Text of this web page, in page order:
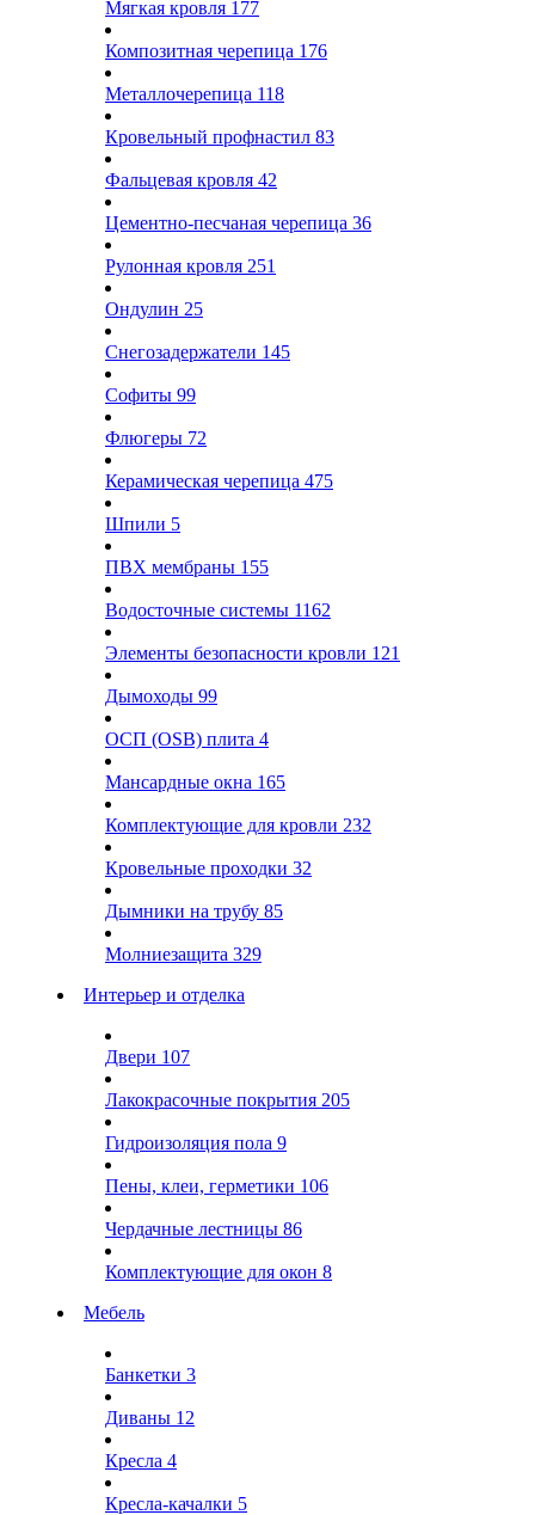
Мягкая кровля 177
Композитная черепица 176
Металлочерепица 118
Кровельный профнастил 83
Фальцевая кровля 42
Цементно-песчаная черепица 36
Рулонная кровля 251
Ондулин 25
Снегозадержатели 145
Софиты 99
Флюгеры 72
Керамическая черепица 475
Шпили 5
ПВХ мембраны 155
Водосточные системы 1162
Элементы безопасности кровли 121
Дымоходы 99
ОСП (OSB) плита 4
Мансардные окна 165
Комплектующие для кровли 232
Кровельные проходки 32
Дымники на трубу 85
Молниезащита 329
Интерьер и отделка
Двери 107
Лакокрасочные покрытия 205
Гидроизоляция пола 9
Пены, клеи, герметики 106
Чердачные лестницы 86
Комплектующие для окон 8
Мебель
Банкетки 3
Диваны 12
Кресла 4
Кресла-качалки 5